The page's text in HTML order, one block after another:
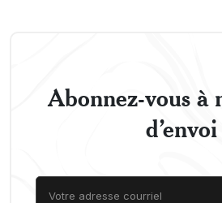
Abonnez-vous à
d’envoi